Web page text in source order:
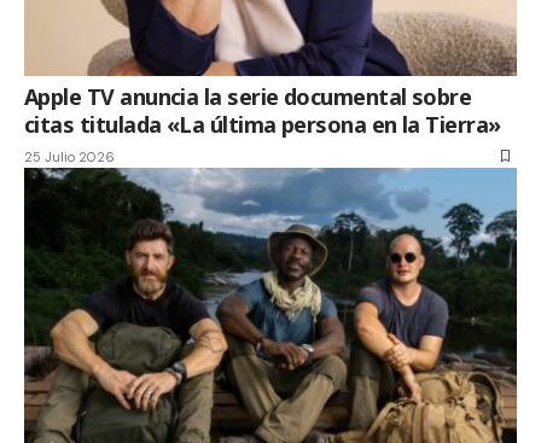
Apple TV anuncia la serie documental sobre
citas titulada «La última persona en la Tierra»
25 Julio 2026